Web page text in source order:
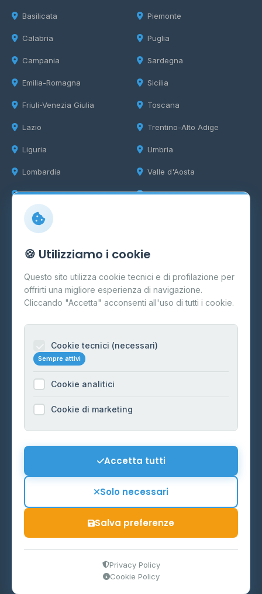
Basilicata
Calabria
Campania
Emilia-Romagna
Friuli-Venezia Giulia
Lazio
Liguria
Lombardia
Marche
Piemonte
Puglia
Sardegna
Sicilia
Toscana
Trentino-Alto Adige
Umbria
Valle d'Aosta
Veneto
Info
Cos'è il GPL
FAQ
Contatti
Informazioni legali
Cookie Policy
Preferenze Cookie
Mappa del sito
P.IVA 03859300364
Ministero delle Imprese e del Made in Italy
🍪 Utilizziamo i cookie
Questo sito utilizza cookie tecnici e di profilazione per
offrirti una migliore esperienza di navigazione.
Cliccando "Accetta" acconsenti all'uso di tutti i cookie.
Cookie tecnici (necessari)
Sempre attivi
Cookie analitici
Cookie di marketing
Accetta tutti
Solo necessari
Salva preferenze
Privacy Policy
Cookie Policy